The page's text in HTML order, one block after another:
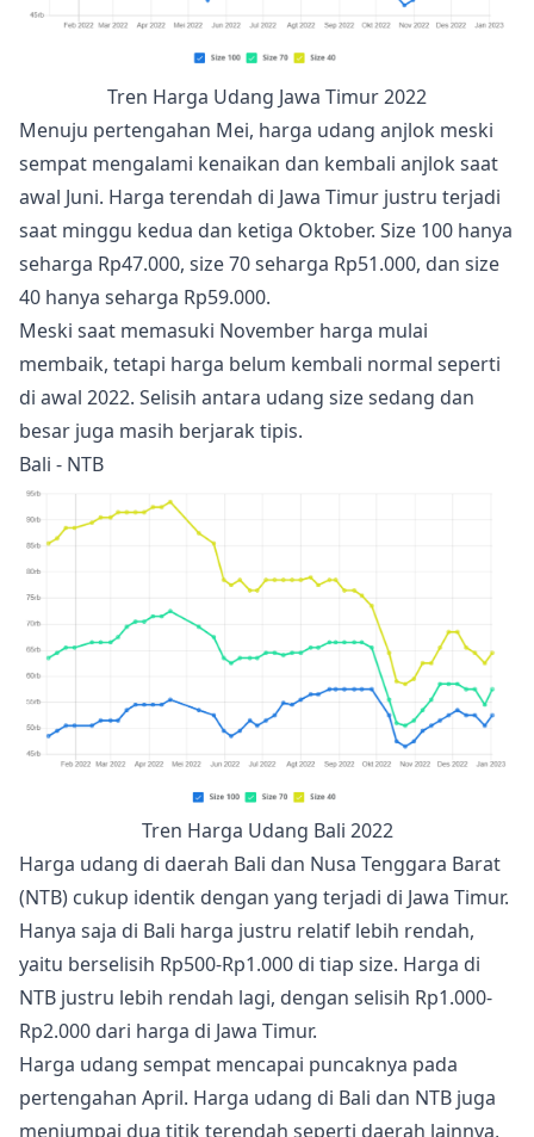
Tren Harga Udang Jawa Timur 2022
Menuju pertengahan Mei, harga udang anjlok meski
sempat mengalami kenaikan dan kembali anjlok saat
awal Juni. Harga terendah di Jawa Timur justru terjadi
saat minggu kedua dan ketiga Oktober. Size 100 hanya
seharga Rp47.000, size 70 seharga Rp51.000, dan size
40 hanya seharga Rp59.000.
Meski saat memasuki November harga mulai
membaik, tetapi harga belum kembali normal seperti
di awal 2022. Selisih antara udang size sedang dan
besar juga masih berjarak tipis.
Bali - NTB
Tren Harga Udang Bali 2022
Harga udang di daerah Bali dan Nusa Tenggara Barat
(NTB) cukup identik dengan yang terjadi di Jawa Timur.
Hanya saja di Bali harga justru relatif lebih rendah,
yaitu berselisih Rp500-Rp1.000 di tiap size. Harga di
NTB justru lebih rendah lagi, dengan selisih Rp1.000-
Rp2.000 dari harga di Jawa Timur.
Harga udang sempat mencapai puncaknya pada
pertengahan April. Harga udang di Bali dan NTB juga
menjumpai dua titik terendah seperti daerah lainnya,